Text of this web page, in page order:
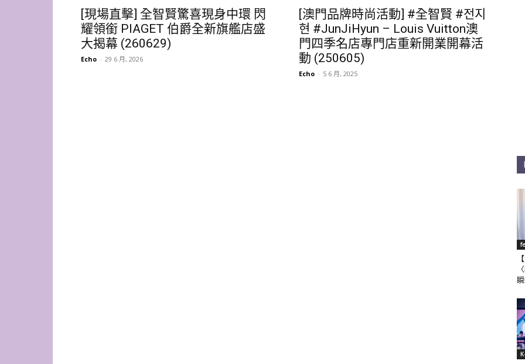
[現場直擊] 全智賢驚喜現身中環 閃
耀領銜 PIAGET 伯爵全新旗艦店盛
大揭幕 (260629)
Echo - 29 6 月, 2026
[澳門品牌時尚活動] #全智賢 #전지
현 #JunJiHyun – Louis Vuitton澳
門四季名店專門店重新開業開幕活
動 (250605)
Echo - 5 6 月, 2025